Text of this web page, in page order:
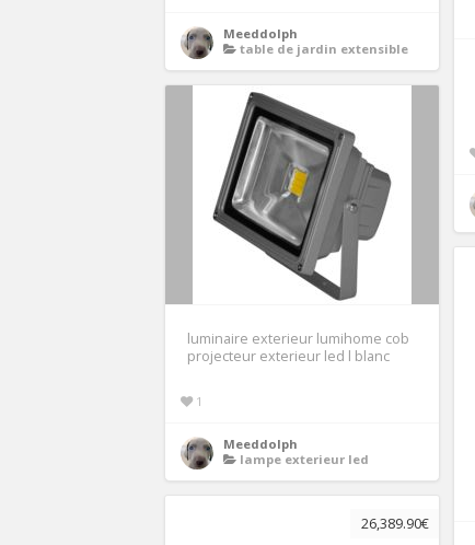
Meeddolph
table de jardin extensible
luminaire exterieur lumihome cob
projecteur exterieur led l blanc
1
Meeddolph
lampe exterieur led
26,389.90€